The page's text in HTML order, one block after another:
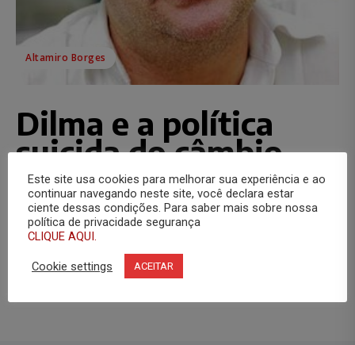
Altamiro Borges
Dilma e a política
suicida do câmbio
Assessoria de Comunicação - 24 de janeiro de 2011
Mesmo economistas ortodoxos têm alertado o governo
recém-empossado de Dilma Rousseff para os enormes
perigos da atual política cambial. A ...
Este site usa cookies para melhorar sua experiência e ao
continuar navegando neste site, você declara estar
ciente dessas condições. Para saber mais sobre nossa
política de privacidade segurança
CLIQUE AQUI.
Cookie settings ACEITAR